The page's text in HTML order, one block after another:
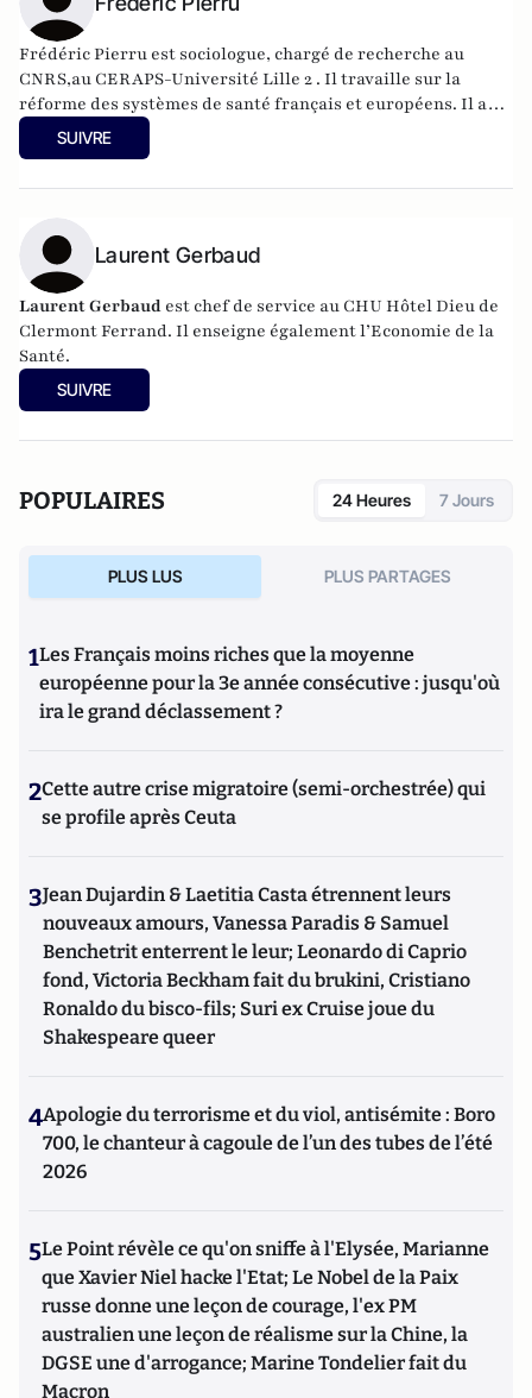
Frédéric Pierru est sociologue, chargé de recherche au
CNRS,au CERAPS-Université Lille 2 . Il travaille sur la
réforme des systèmes de santé français et européens. Il a
publié, entre autres
réformes(Editions du Croquant – 2007)
Le Cavalier Bleu, 2012 (avec Bernard Granger).
SUIVRE
Laurent Gerbaud
Laurent Gerbaud est chef de service au CHU Hôtel Dieu de
Clermont Ferrand. Il enseigne également l’Economie de la
Santé.
SUIVRE
POPULAIRES 24 Heures 7 Jours
PLUS LUS PLUS PARTAGES
1Les Français moins riches que la moyenne
européenne pour la 3e année consécutive : jusqu'où
ira le grand déclassement ?
2Cette autre crise migratoire (semi-orchestrée) qui
se profile après Ceuta
3Jean Dujardin & Laetitia Casta étrennent leurs
nouveaux amours, Vanessa Paradis & Samuel
Benchetrit enterrent le leur; Leonardo di Caprio
fond, Victoria Beckham fait du brukini, Cristiano
Ronaldo du bisco-fils; Suri ex Cruise joue du
Shakespeare queer
4Apologie du terrorisme et du viol, antisémite : Boro
700, le chanteur à cagoule de l’un des tubes de l’été
2026
5Le Point révèle ce qu'on sniffe à l'Elysée, Marianne
que Xavier Niel hacke l'Etat; Le Nobel de la Paix
russe donne une leçon de courage, l'ex PM
australien une leçon de réalisme sur la Chine, la
DGSE une d'arrogance; Marine Tondelier fait du
Macron